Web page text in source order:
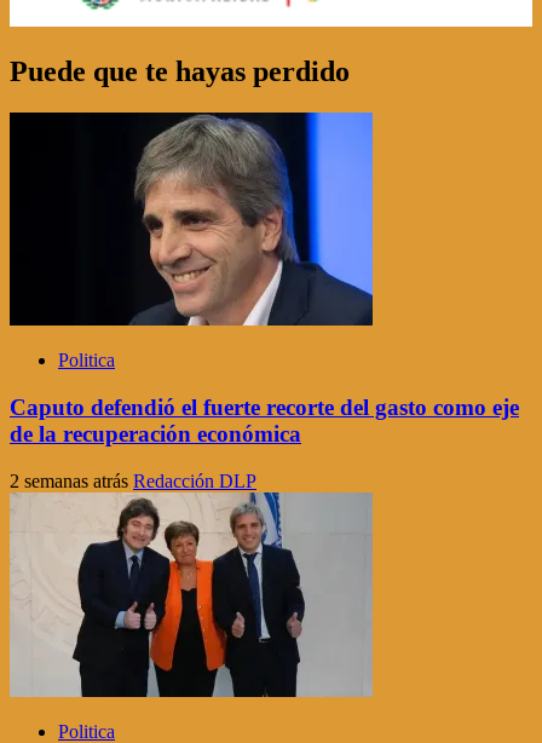
Puede que te hayas perdido
Politica
Caputo defendió el fuerte recorte del gasto como eje
de la recuperación económica
2 semanas atrás Redacción DLP
Politica